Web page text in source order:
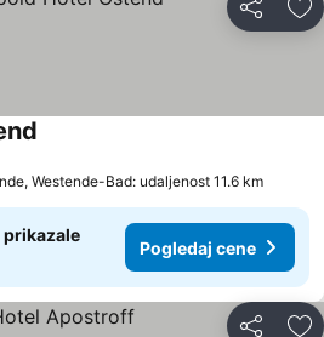
Deli
Westende-Bad: udaljenost 11.6 km
prikazale
Pogledaj cene